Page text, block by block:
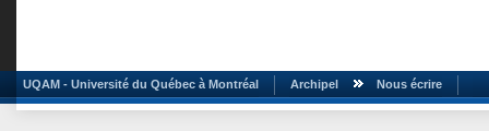
UQAM - Université du Québec à Montréal Archipel Nous écrire